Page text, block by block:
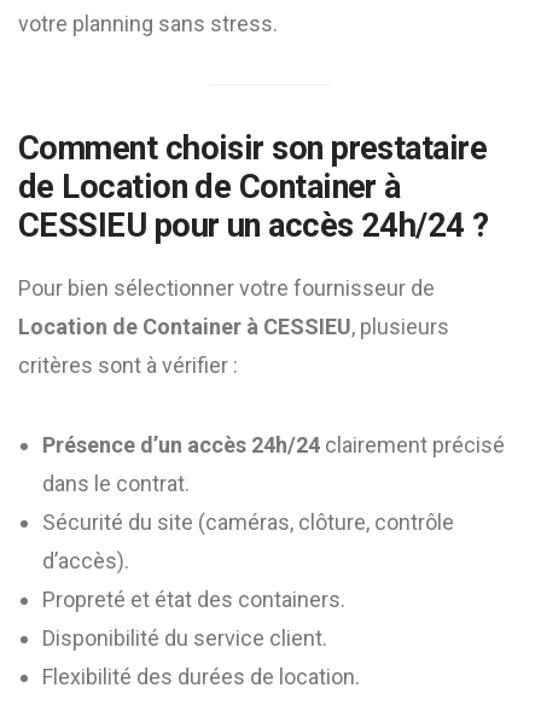
votre planning sans stress.
Comment choisir son prestataire
de Location de Container à
CESSIEU pour un accès 24h/24 ?
Pour bien sélectionner votre fournisseur de
Location de Container à CESSIEU, plusieurs
critères sont à vérifier :
Présence d’un accès 24h/24 clairement précisé
dans le contrat.
Sécurité du site (caméras, clôture, contrôle
d’accès).
Propreté et état des containers.
Disponibilité du service client.
Flexibilité des durées de location.